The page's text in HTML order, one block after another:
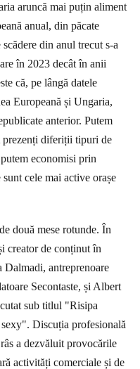
aruncă mai puțin aliment
anual, din păcate
din anul trecut s-a
în 2023 decât în anii
că, pe lângă datele
Europeană și Ungaria,
anterior. Putem
prezenți diferiții tipuri de
economisi prin
cele mai active orașe
două mese rotunde. În
creator de conținut în
antreprenoare
Secontaste, și Albert
sub titlul "Risipa
Discuția profesională
a dezvăluit provocările
activități comerciale și de